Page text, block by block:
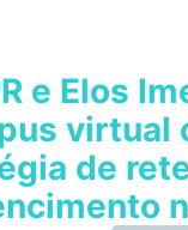
e Elos
virtual
de